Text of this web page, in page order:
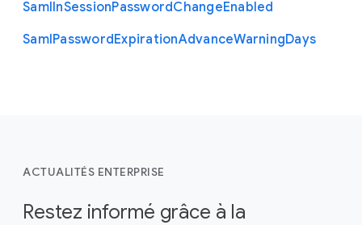
SamlInSessionPasswordChangeEnabled
SamlPasswordExpirationAdvanceWarningDays
ACTUALITÉS ENTERPRISE
Restez informé grâce à la